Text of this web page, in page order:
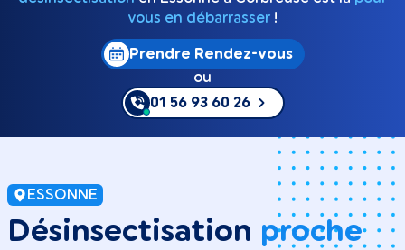
vous en débarrasser!
Prendre Rendez-vous
ou
01 56 93 60 26
ESSONNE
Désinsectisation proche